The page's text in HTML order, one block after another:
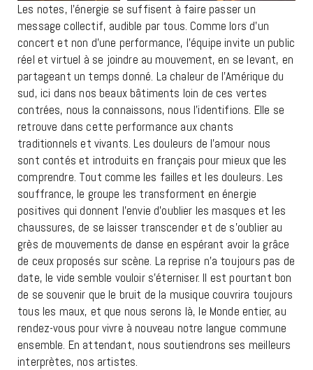
Les notes, l’énergie se suffisent à faire passer un
message collectif, audible par tous. Comme lors d’un
concert et non d’une performance, l’équipe invite un public
réel et virtuel à se joindre au mouvement, en se levant, en
partageant un temps donné. La chaleur de l’Amérique du
sud, ici dans nos beaux bâtiments loin de ces vertes
contrées, nous la connaissons, nous l’identifions. Elle se
retrouve dans cette performance aux chants
traditionnels et vivants. Les douleurs de l’amour nous
sont contés et introduits en français pour mieux que les
comprendre. Tout comme les failles et les douleurs. Les
souffrance, le groupe les transforment en énergie
positives qui donnent l’envie d’oublier les masques et les
chaussures, de se laisser transcender et de s’oublier au
grès de mouvements de danse en espérant avoir la grâce
de ceux proposés sur scène. La reprise n’a toujours pas de
date, le vide semble vouloir s’éterniser. Il est pourtant bon
de se souvenir que le bruit de la musique couvrira toujours
tous les maux, et que nous serons là, le Monde entier, au
rendez-vous pour vivre à nouveau notre langue commune
ensemble. En attendant, nous soutiendrons ses meilleurs
interprètes, nos artistes.